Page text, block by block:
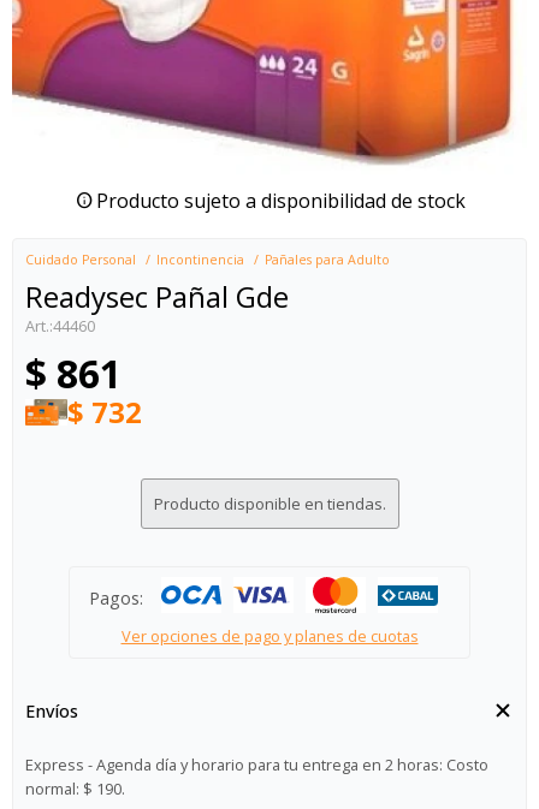
Producto sujeto a disponibilidad de stock
Cuidado Personal Incontinencia Pañales para Adulto
Readysec Pañal Gde
44460
$ 861
$ 732
Producto disponible en tiendas.
Pagos:
Ver opciones de pago y planes de cuotas
Envíos
Express - Agenda día y horario para tu entrega en 2 horas: Costo
normal: $ 190.